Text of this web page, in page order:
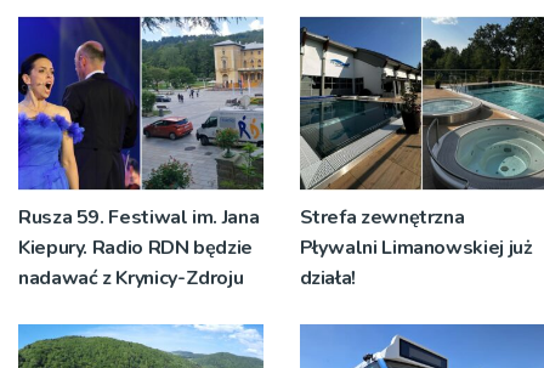
Rusza 59. Festiwal im. Jana
Kiepury. Radio RDN będzie
nadawać z Krynicy-Zdroju
Strefa zewnętrzna
Pływalni Limanowskiej już
działa!